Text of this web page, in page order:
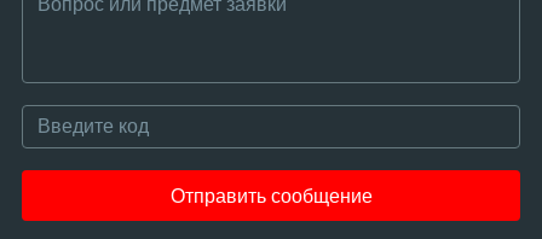
Отправить сообщение